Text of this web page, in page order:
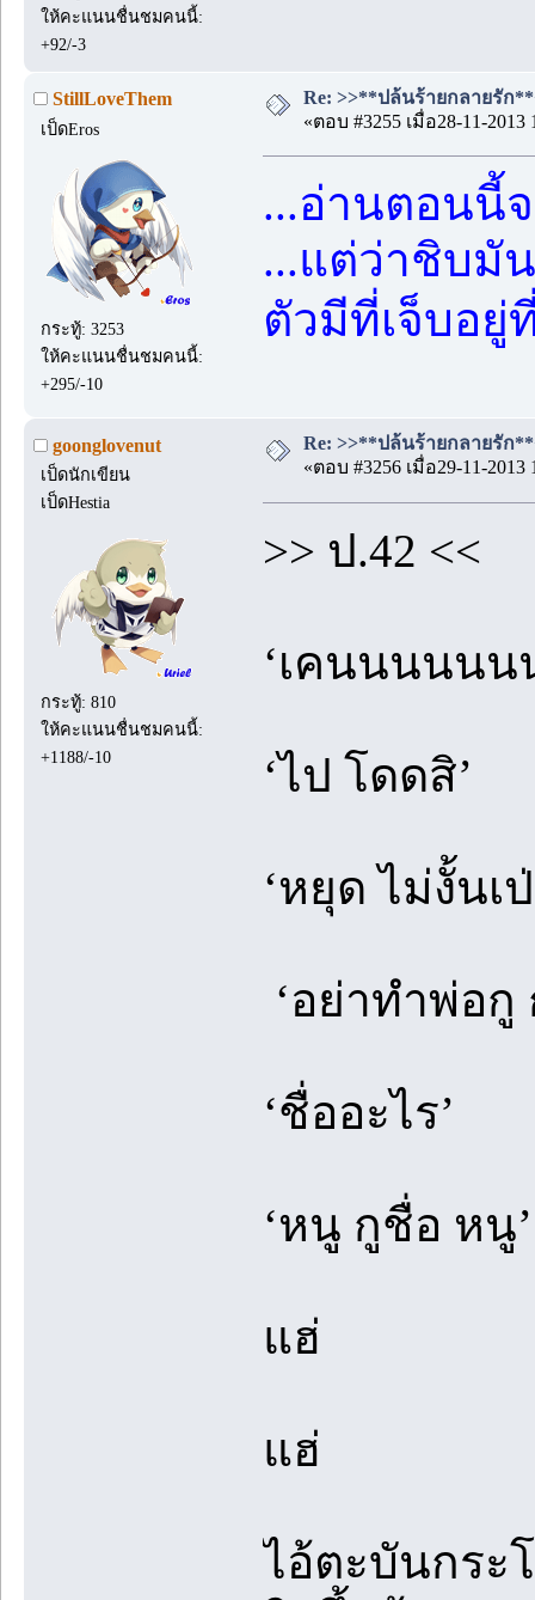
ให้คะแนนชื่นชมคนนี้:
+92/-3
StillLoveThem
เป็ดEros
กระทู้: 3253
ให้คะแนนชื่นชมคนนี้:
+295/-10
Re: >>**ปล้นร้ายกลายรัก
«ตอบ #3255 เมื่อ28-11-2013
...อ่านตอนนี้
...แต่ว่าชิบมั
ตัวมีที่เจ็บอยู่
goonglovenut
เป็ดนักเขียน
เป็ดHestia
กระทู้: 810
ให้คะแนนชื่นชมคนนี้:
+1188/-10
Re: >>**ปล้นร้ายกลายรัก
«ตอบ #3256 เมื่อ29-11-2013
>> ป.42 <<
‘เคนนนนน
‘ไป โดดสิ’
‘หยุด ไม่งั้นเ
‘อย่าทำพ่อ
‘ชื่ออะไร’
‘หนู กูชื่อ หนู’
แฮ่
แฮ่
ไอ้ตะบันกระ